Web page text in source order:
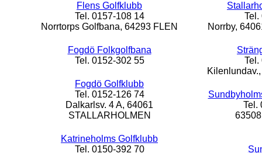
Flens Golfklubb
Tel. 0157-108 14
Norrtorps Golfbana, 64293 FLEN
Tel.
Norrby,
Fogdö Folkgolfbana
Tel. 0152-302 55
Tel.
Fogdö Golfklubb
Tel. 0152-126 74
Dalkarlsv. 4 A, 64061
STALLARHOLMEN
Tel.
Katrineholms Golfklubb
Tel. 0150-392 70